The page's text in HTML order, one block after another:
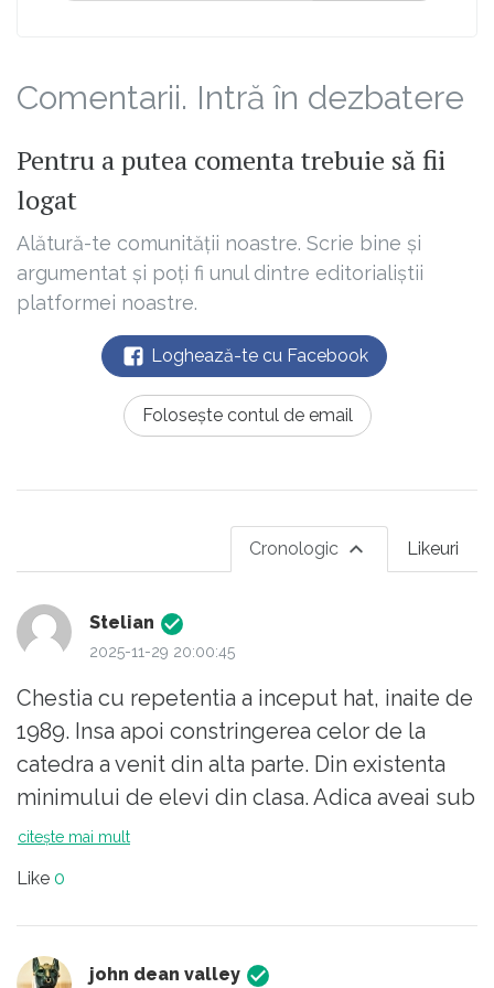
Comentarii. Intră în dezbatere
Pentru a putea comenta trebuie să fii
logat
Alătură-te comunității noastre. Scrie bine și
argumentat și poți fi unul dintre editorialiștii
platformei noastre.
Loghează-te cu Facebook
Folosește contul de email
Likeuri
Cronologic
Stelian
2025-11-29 20:00:45
Chestia cu repetentia a inceput hat, inaite de
1989. Insa apoi constringerea celor de la
catedra a venit din alta parte. Din existenta
minimului de elevi din clasa. Adica aveai sub
minim, se desfiinta clasa, deci ore mai
Mai departe a continuat cu aparitia
facultatilor private peste noapte, unde au
citește mai mult
Like 0
john dean valley